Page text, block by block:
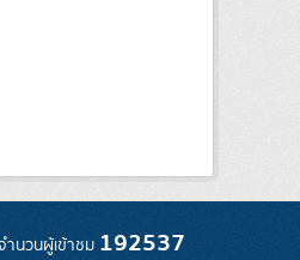
ำนวนผู้เข้าชม 192537